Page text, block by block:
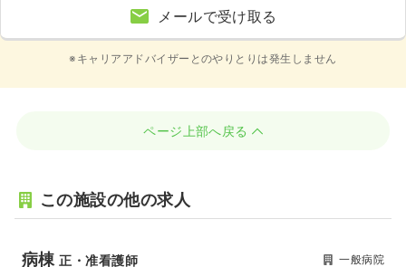
メールで受け取る
※キャリアアドバイザーとのやりとりは発生しません
ページ上部へ戻る
この施設の他の求人
病棟正・准看護師 一般病院